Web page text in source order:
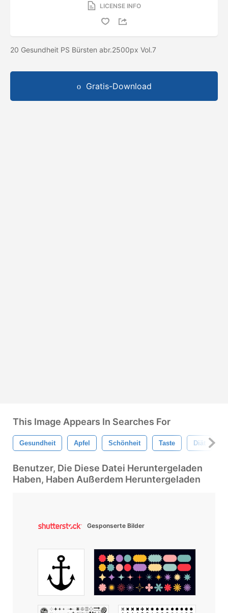
LICENSE INFO
20 Gesundheit PS Bürsten abr.2500px Vol.7
Gratis-Download
This Image Appears In Searches For
Gesundheit Apfel Schönheit Taste Diät
Benutzer, Die Diese Datei Heruntergeladen
Haben, Haben Außerdem Heruntergeladen
Gesponserte Bilder